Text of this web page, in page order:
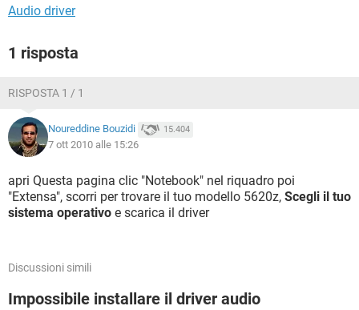
Audio driver
1 risposta
RISPOSTA 1 / 1
Noureddine Bouzidi 15.404
7 ott 2010 alle 15:26
apri Questa pagina clic "Notebook" nel riquadro poi
"Extensa", scorri per trovare il tuo modello 5620z, Scegli il tuo
sistema operativo e scarica il driver
Discussioni simili
Impossibile installare il driver audio